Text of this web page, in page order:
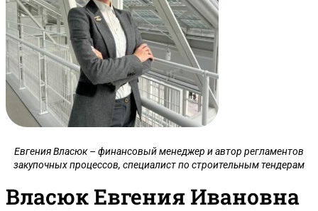
Евгения Власюк – финансовый менеджер и автор регламентов
закупочных процессов, специалист по строительным тендерам
Власюк Евгения Ивановна